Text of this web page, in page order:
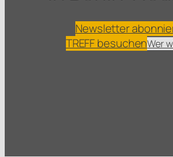
Newsletter
TREFF besuchenWer